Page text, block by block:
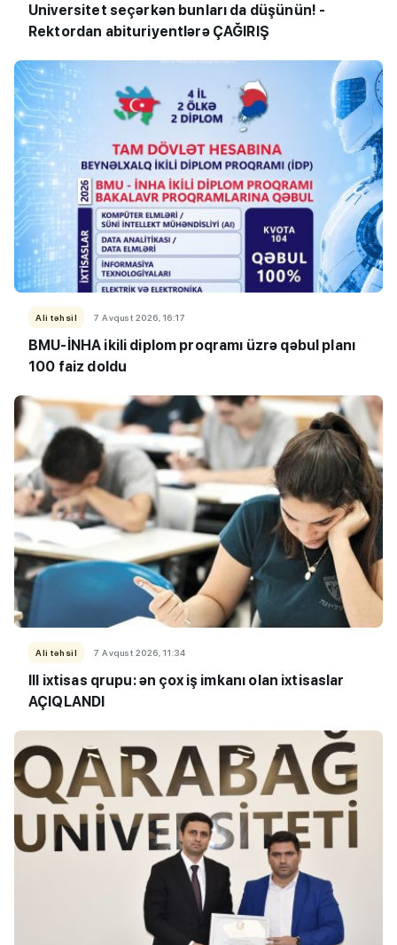
Universitet seçərkən bunları da düşünün! -
Rektordan abituriyentlərə ÇAĞIRIŞ
Ali təhsil 7 Avqust 2026, 16:17
BMU-İNHA ikili diplom proqramı üzrə qəbul planı
100 faiz doldu
Ali təhsil 7 Avqust 2026, 11:34
III ixtisas qrupu: ən çox iş imkanı olan ixtisaslar
AÇIQLANDI